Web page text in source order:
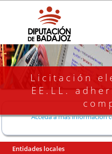
Licitación
EE.LL.
Acceda a más información
Entidades locales